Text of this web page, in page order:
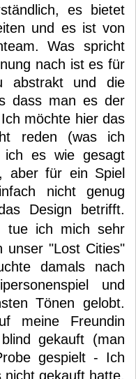
es bietet
und es ist von
Was spricht
nach ist es für
abstrakt und die
dass man es der
möchte hier das
reden (was ich
es wie gesagt
aber für ein Spiel
nicht genug
Design betrifft.
tue ich mich sehr
unser "Lost Cities"
damals nach
und
Tönen gelobt.
meine Freundin
gekauft (man
gespielt - Ich
gekauft hatte,